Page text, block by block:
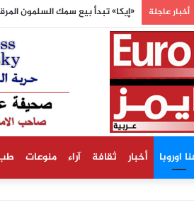
أخبار عاجلة الأرصاد الفرنسية: الأشهر الثلاثة
اوروبا أخبار ثقافة آراء منوعات طب